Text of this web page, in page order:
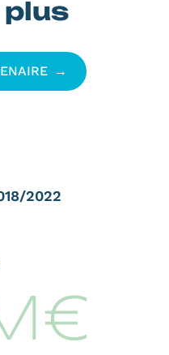
plus
2022